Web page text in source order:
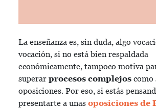
La enseñanza es, sin duda, algo
vocación, si no está bien respaldada
económicamente, tampoco motiva
superar procesos complejos como
oposiciones. Por eso, si estás
presentarte a unas oposiciones de